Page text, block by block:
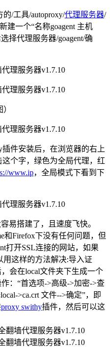
/工具/autoproxy/代理服务器/
建一个“名称goagent 主机
择代理服务器/goagent/确
插件安装后，在浏览器的右上
个字，绿色为全局代理，红
www.ip，全局模式下看到下
易搭建了，且速度飞快。
和Firefox下没有任何问题，但
打开SSL连接的网站，如果
这样的方法解决:导入证
，会在local文件夹下生成一个
：“首选项->高级->加密->查
>ca.crt 文件-->确定”，即
proxy swithy插件，然后可以这